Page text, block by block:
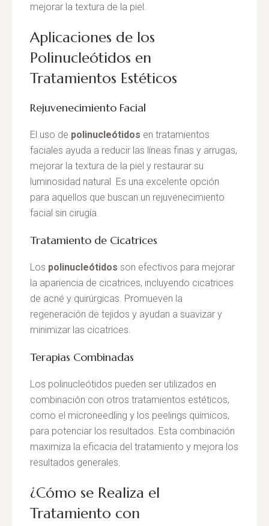
mejorar la textura de la piel.
Aplicaciones de los
Polinucleótidos en
Tratamientos Estéticos
Rejuvenecimiento Facial
El uso de polinucleótidos en tratamientos
faciales ayuda a reducir las líneas finas y arrugas,
mejorar la textura de la piel y restaurar su
luminosidad natural. Es una excelente opción
para aquellos que buscan un rejuvenecimiento
facial sin cirugía.
Tratamiento de Cicatrices
Los polinucleótidos son efectivos para mejorar
la apariencia de cicatrices, incluyendo cicatrices
de acné y quirúrgicas. Promueven la
regeneración de tejidos y ayudan a suavizar y
minimizar las cicatrices.
Terapias Combinadas
Los polinucleótidos pueden ser utilizados en
combinación con otros tratamientos estéticos,
como el microneedling y los peelings químicos,
para potenciar los resultados. Esta combinación
maximiza la eficacia del tratamiento y mejora los
resultados generales.
¿Cómo se Realiza el
Tratamiento con